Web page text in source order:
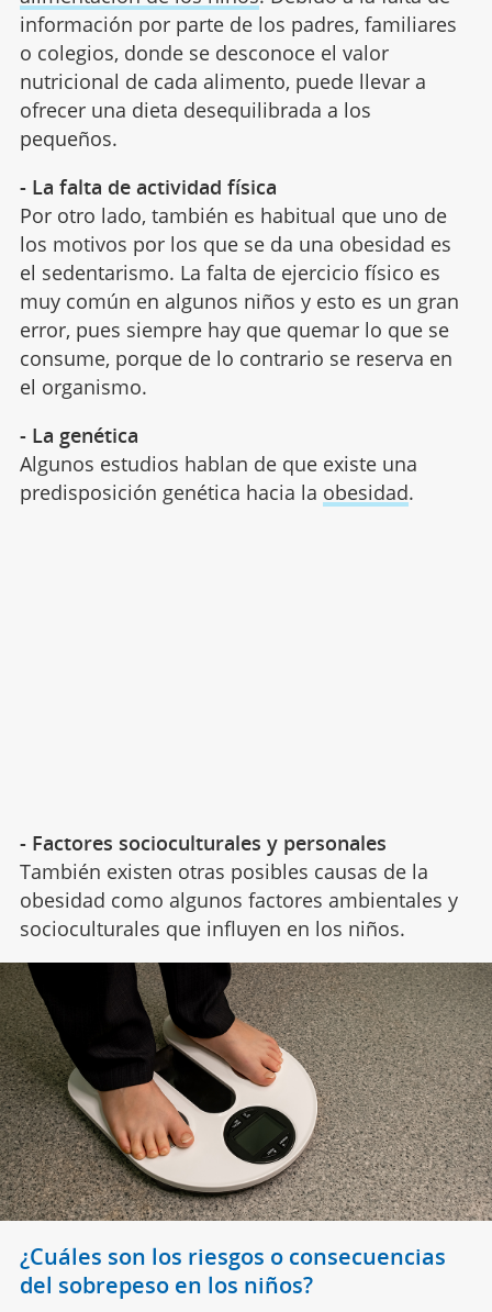
información por parte de los padres, familiares
o colegios, donde se desconoce el valor
nutricional de cada alimento, puede llevar a
ofrecer una dieta desequilibrada a los
pequeños.
- La falta de actividad física
Por otro lado, también es habitual que uno de
los motivos por los que se da una obesidad es
el sedentarismo. La falta de ejercicio físico es
muy común en algunos niños y esto es un gran
error, pues siempre hay que quemar lo que se
consume, porque de lo contrario se reserva en
el organismo.
- La genética
Algunos estudios hablan de que existe una
predisposición genética hacia la obesidad.
- Factores socioculturales y personales
También existen otras posibles causas de la
obesidad como algunos factores ambientales y
socioculturales que influyen en los niños.
¿Cuáles son los riesgos o consecuencias
del sobrepeso en los niños?